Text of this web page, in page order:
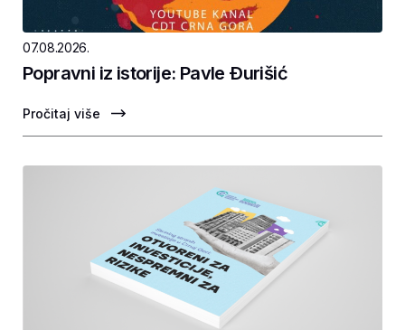
07.08.2026.
Popravni iz istorije: Pavle Ðurišić
Pročitaj više